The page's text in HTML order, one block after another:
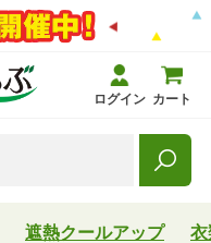
ログイン カート
遮熱クールアップ 衣